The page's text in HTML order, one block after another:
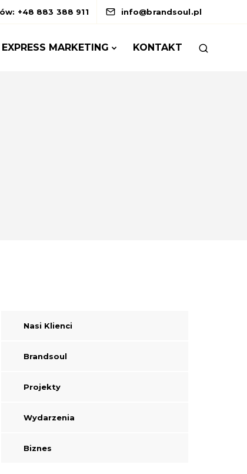
+48 883 388 911 info@brandsoul.pl
EXPRESS MARKETING KONTAKT
Nasi Klienci
Brandsoul
Projekty
Wydarzenia
Biznes